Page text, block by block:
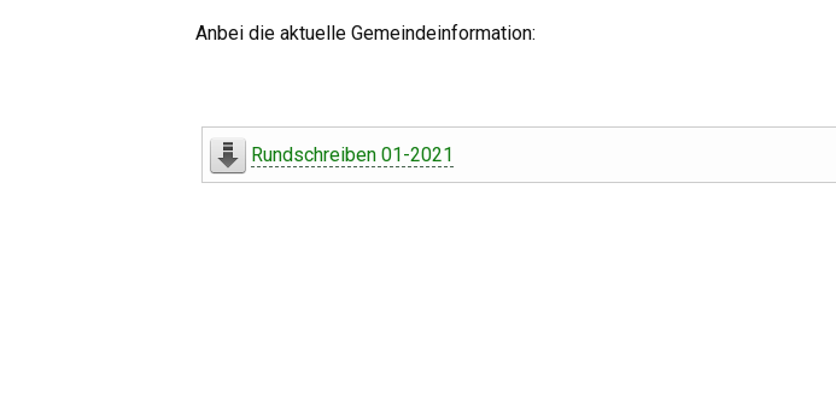
Anbei die aktuelle Gemeindeinformation:
Rundschreiben 01-2021